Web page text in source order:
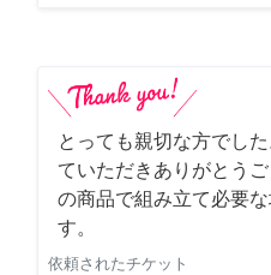
とっても親切な方でし
ていただきありがとう
の商品で組み立て必要
す。
依頼されたチケット